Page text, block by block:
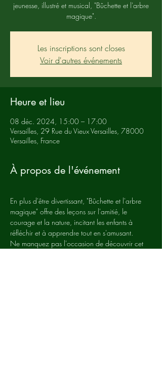
jeunesse, illustré et musical, "Bûchette et l'arbre
magique".
Les inscriptions sont closes
Voir d'autres événements
Heure et lieu
08 déc. 2024, 15:00 – 17:00
Versailles, 29 Rue du Vieux Versailles, 78000
Versailles, France
À propos de l'événement
En plus d'être divertissant, "Bûchette et l'arbre
magique" offre des leçons sur l'amitié, le
courage et la nature, incitant les enfants à
réfléchir et à apprendre tout en s'amusant.
Ne manquez pas l'occasion de découvrir cet